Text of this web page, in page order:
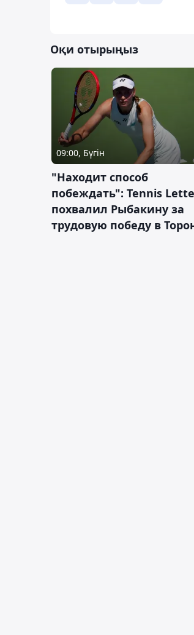
Оқи отырыңыз
09:00, Бүгін
"Находит способ
побеждать": Tennis
похвалил Рыбакину за
трудовую победу в